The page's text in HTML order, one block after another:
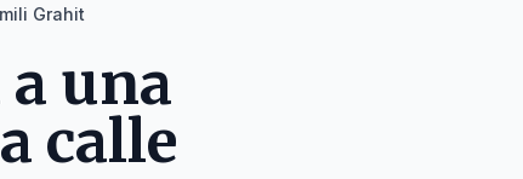
Grahit
una
calle